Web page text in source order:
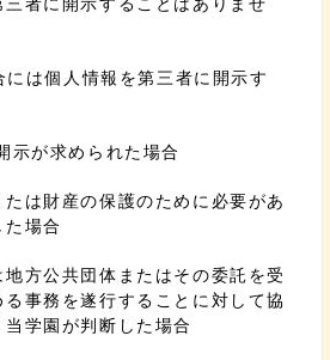
は個人情報を第三者に開示す
示が求められた場合
たは財産の保護のために必要があ
場合
地方公共団体またはその委託を受
事務を遂行することに対して協
学園が判断した場合